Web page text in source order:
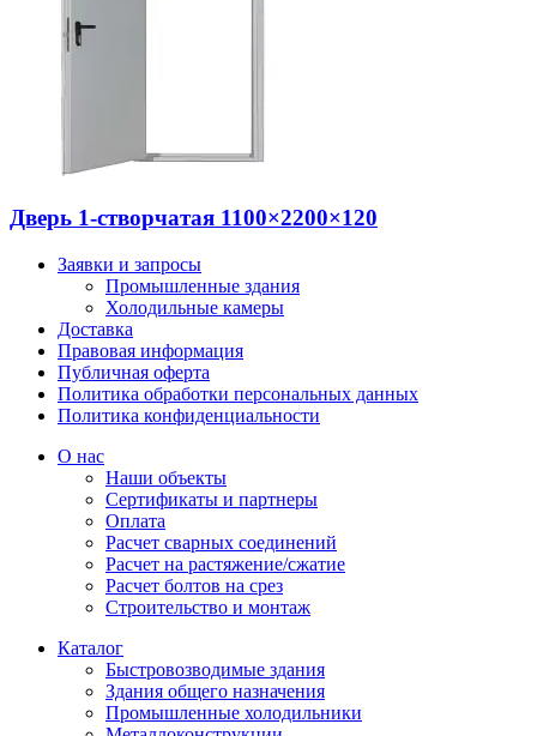
Дверь 1-створчатая 1100×2200×120
Заявки и запросы
Промышленные здания
Холодильные камеры
Доставка
Правовая информация
Публичная оферта
Политика обработки персональных данных
Политика конфиденциальности
О нас
Наши объекты
Сертификаты и партнеры
Оплата
Расчет сварных соединений
Расчет на растяжение/сжатие
Расчет болтов на срез
Строительство и монтаж
Каталог
Быстровозводимые здания
Здания общего назначения
Промышленные холодильники